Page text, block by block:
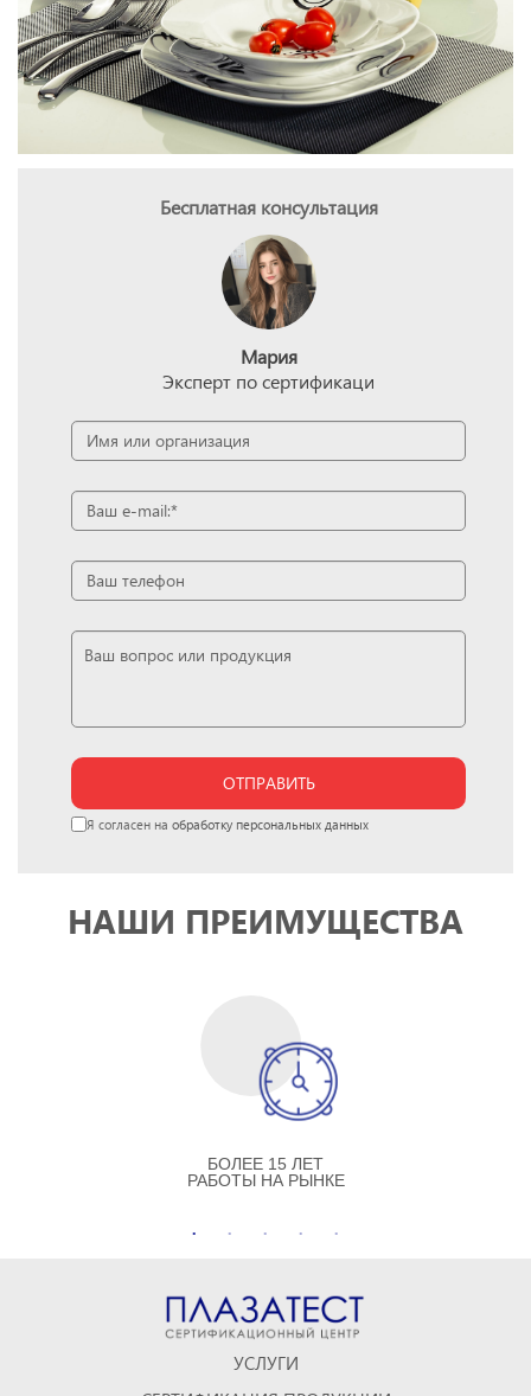
Бесплатная консультация
Мария
Эксперт по сертификаци
ОТПРАВИТЬ
Я согласен на обработку персональных данных
НАШИ ПРЕИМУЩЕСТВА
БОЛЕЕ 15 ЛЕТ
РАБОТЫ НА РЫНКЕ
УСЛУГИ